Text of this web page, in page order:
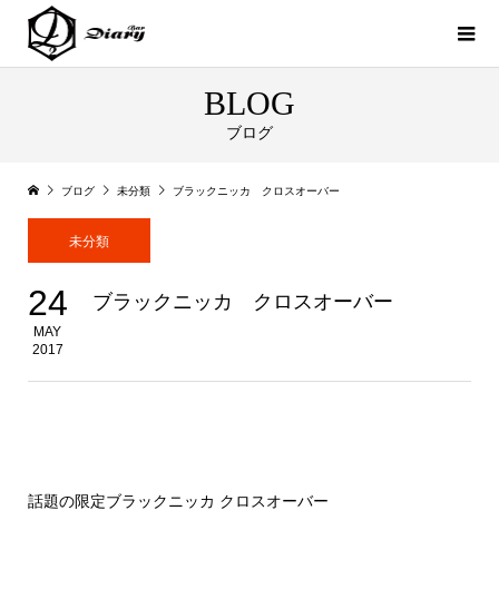
BLOG
ブログ
ブログ 未分類 ブラックニッカ クロスオーバー
未分類
24
MAY
2017
ブラックニッカ クロスオーバー
話題の限定ブラックニッカ クロスオーバー